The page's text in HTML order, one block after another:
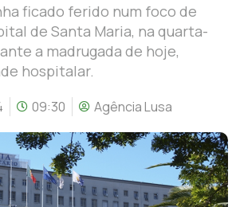
ficado ferido num foco de
de Santa Maria, na quarta-
a madrugada de hoje,
hospitalar.
09:30 Agência Lusa